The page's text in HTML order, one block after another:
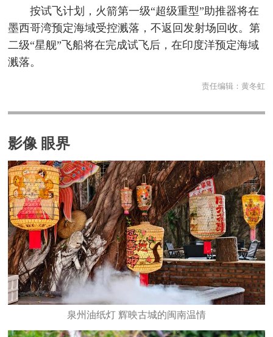
按试飞计划，火箭第一级“超级重型”助推器将在
墨西哥湾预定海域受控溅落，不返回发射场回收。第
二级“星舰”飞船将在完成试飞后，在印度洋预定海域
溅落。
责任编辑： 黄冬虹
影像 眼界
泉州油纸灯 辉映古城的闽南温情